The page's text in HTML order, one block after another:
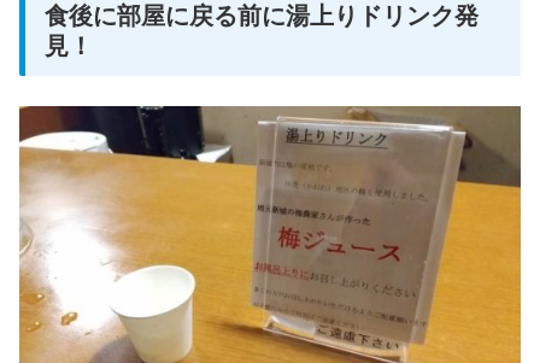
食後に部屋に戻る前に湯上りドリンク発
見！